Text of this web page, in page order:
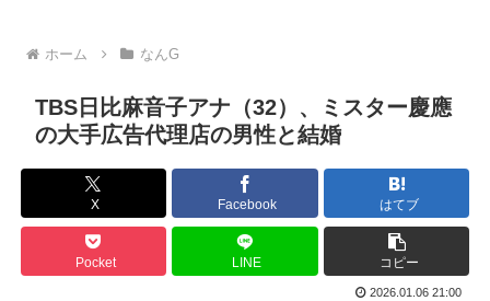
「ムクゲェジ漫画」ガチでリアルだったwww
【原爆の日】へいわをかえせ
みい山、あんだけ騒ぎになってるのに未だにどこのメディアも...
日本人「うちの犬、たまたまついてきた八百屋で一目惚れした...
【画像】広島市長のスピーチを聞いてる時の高市早苗の顔ww...
【雑誌】かつて650万部を誇った「週刊少年ジャンプ」、発...
ホーム なんG
TBS日比麻音子アナ（32）、ミスター慶應
の大手広告代理店の男性と結婚
X Facebook はてブ
Pocket LINE コピー
2026.01.06 21:00